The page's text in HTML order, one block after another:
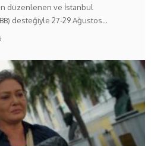
düzenlenen ve İstanbul
desteğiyle 27-29 Ağustos…